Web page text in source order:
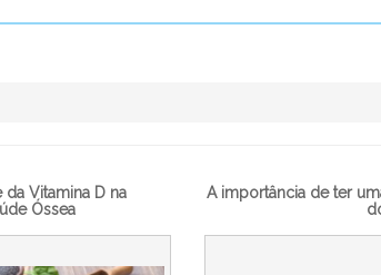
Vitamina D na
Óssea
A importância de ter